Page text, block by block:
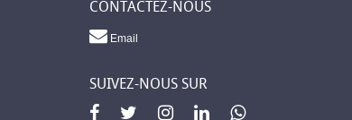
CONTACTEZ-NOUS
Email
SUIVEZ-NOUS SUR